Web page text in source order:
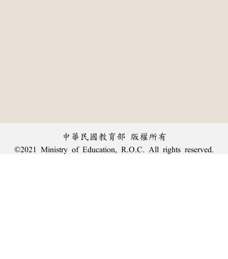
中華民國教育部 版權所有
©2021 Ministry of Education, R.O.C. All rights reserved.